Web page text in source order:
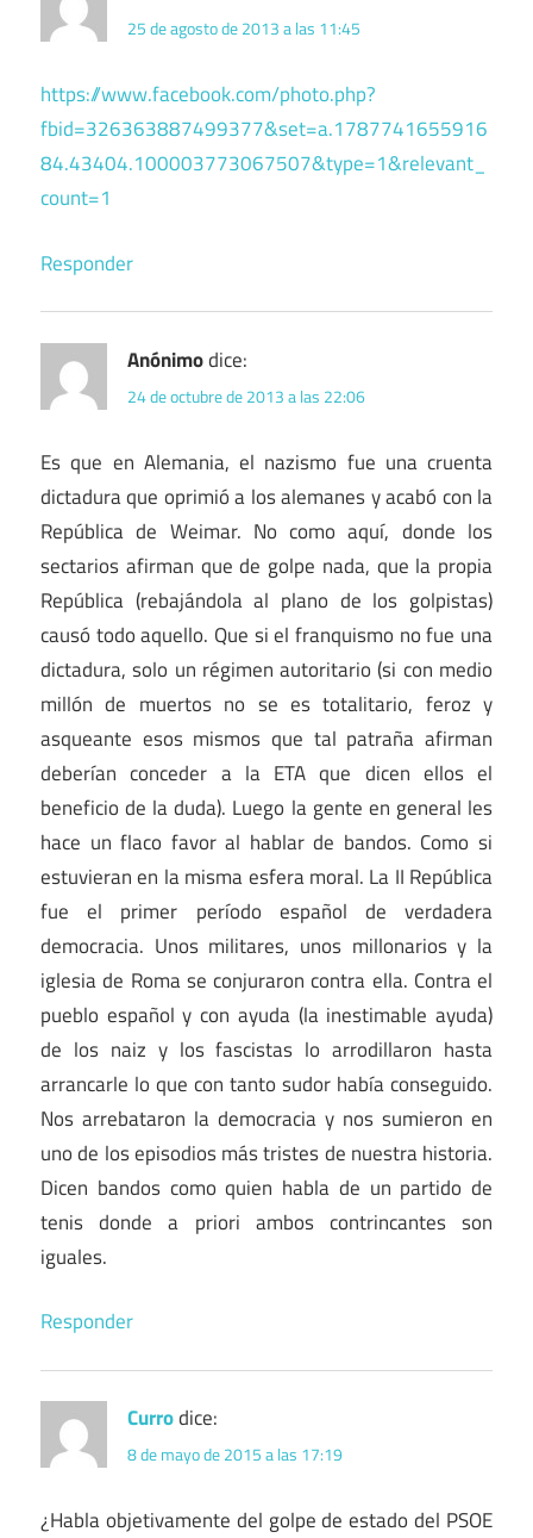
25 de agosto de 2013 a las 11:45
https://www.facebook.com/photo.php?
fbid=326363887499377&set=a.1787741655916
84.43404.100003773067507&type=1&relevant_
count=1
Responder
Anónimodice:
24 de octubre de 2013 a las 22:06
Es que en Alemania, el nazismo fue una cruenta
dictadura que oprimió a los alemanes y acabó con la
República de Weimar. No como aquí, donde los
sectarios afirman que de golpe nada, que la propia
República (rebajándola al plano de los golpistas)
causó todo aquello. Que si el franquismo no fue una
dictadura, solo un régimen autoritario (si con medio
millón de muertos no se es totalitario, feroz y
asqueante esos mismos que tal patraña afirman
deberían conceder a la ETA que dicen ellos el
beneficio de la duda). Luego la gente en general les
hace un flaco favor al hablar de bandos. Como si
estuvieran en la misma esfera moral. La II República
fue el primer período español de verdadera
democracia. Unos militares, unos millonarios y la
iglesia de Roma se conjuraron contra ella. Contra el
pueblo español y con ayuda (la inestimable ayuda)
de los naiz y los fascistas lo arrodillaron hasta
arrancarle lo que con tanto sudor había conseguido.
Nos arrebataron la democracia y nos sumieron en
uno de los episodios más tristes de nuestra historia.
Dicen bandos como quien habla de un partido de
tenis donde a priori ambos contrincantes son
iguales.
Responder
Currodice:
8 de mayo de 2015 a las 17:19
¿Habla objetivamente del golpe de estado del PSOE